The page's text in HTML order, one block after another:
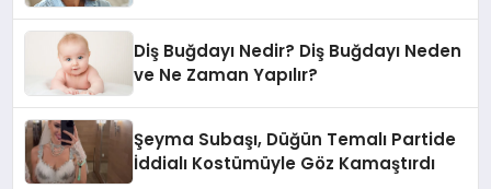
Diş Buğdayı Nedir? Diş Buğdayı Neden
ve Ne Zaman Yapılır?
Şeyma Subaşı, Düğün Temalı Partide
İddialı Kostümüyle Göz Kamaştırdı